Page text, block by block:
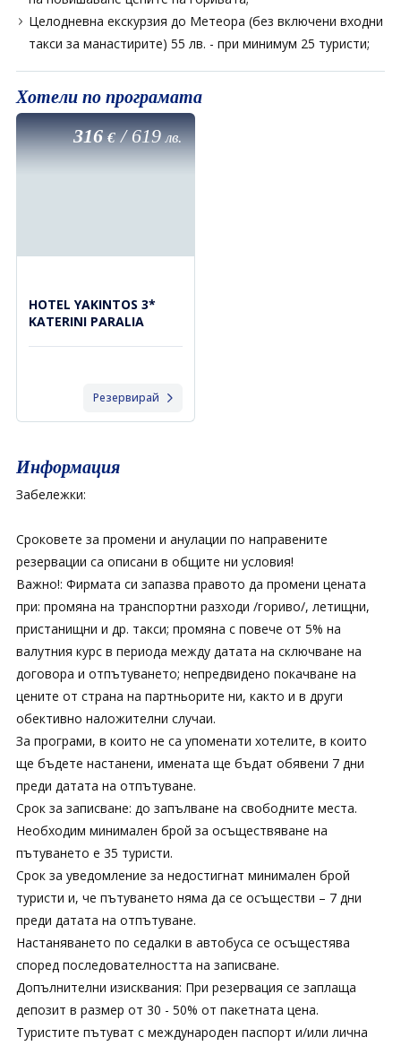
Целодневна екскурзия до Метеора (без включени входни
такси за манастирите) 55 лв. - при минимум 25 туристи;
Хотели по програмата
316 €/619 лв.
HOTEL YAKINTOS 3*
KATERINI PARALIA
Резервирай
Информация
Забележки:
Сроковете за промени и анулации по направените
резервации са описани в общите ни условия!
Важно!: Фирмата си запазва правото да промени цената
при: промяна на транспортни разходи /гориво/, летищни,
пристанищни и др. такси; промяна с повече от 5% на
валутния курс в периода между датата на сключване на
договора и отпътуването; непредвидено покачване на
цените от страна на партньорите ни, както и в други
обективно наложителни случаи.
За програми, в които не са упоменати хотелите, в които
ще бъдете настанени, имената ще бъдат обявени 7 дни
преди датата на отпътуване.
Срок за записване: до запълване на свободните места.
Необходим минимален брой за осъществяване на
пътуването е 35 туристи.
Срок за уведомление за недостигнат минимален брой
туристи и, че пътуването няма да се осъществи – 7 дни
преди датата на отпътуване.
Настаняването по седалки в автобуса се осъщестява
според последователността на записване.
Допълнителни изисквания: При резервация се заплаща
депозит в размер от 30 - 50% от пакетната цена.
Туристите пътуват с международен паспорт и/или лична